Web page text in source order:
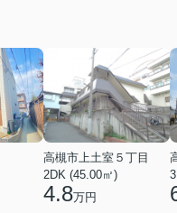
高槻市上土室５丁目
2DK (45.00㎡)
4.8万円